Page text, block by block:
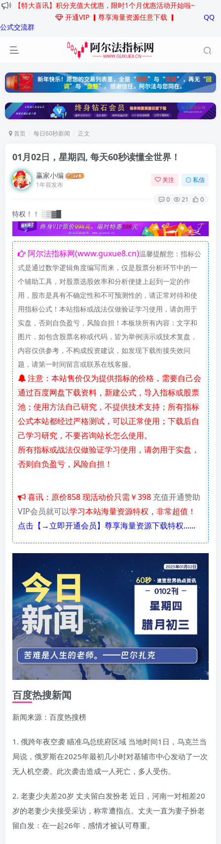
【特大喜讯】积分充值大优惠，限时1个月优惠活动开始啦~
开通VIP ▎尊享海量资源任意下载 ▎
QQ
公式交流群
首页 每日60秒新闻 正文
01月02日，星期四, 每天60秒读懂全世界！
赢家小编
1年前发布
关注 私信
0 21 0
！ ░▒▓█
阿尔法指标网(www.guxue8.cn)温馨提醒您：指标公
式是通过数学逻辑角度编写而来，仅是股票分析环节中的一
个辅助工具，对股票选股效率和分析便捷上起到一定的作
用，股市是具有不确定性和不可预测性的，请正常对待和使
用指标公式！本站指标或战法仅做验证学习使用，请勿用于
实盘，否则自负盈亏，风险自担！本板块所有内容：文字和
图片，如包含股票名称或代码，皆为举例演示或技术复盘，
内容仅供参考，不构成投资建议，如发现下载衔接失效问
题，请第一时间留言或联系在线客服。
通过百度网盘下载资料，新建公式，导入指标或股票
池；使用方法自己研究，不提供技术支持；所有指标
公式本站都经过严格测试，可以正常使用；下载后自
己学习研究，不要咨询站长怎么使用。
所有指标或战法仅做验证学习使用，请勿用于实盘，
否则自负盈亏，风险自担！
喜讯：原价858 现活动价只需￥398 充值开通赞助
VIP会员就可以学习本站海量资源特权，非常超值！
点击【→立即开通会员】尊享海量资源下载特权......
百度热搜新闻
新闻来源：百度热搜榜
1. 俄跨年夜空袭 瞄准乌总统府区域 当地时间1日，乌克兰当
局说，俄罗斯在2025年最初几小时对基辅市中心发动了一次
无人机空袭。此次袭击造成一人死亡，多人受伤。
2. 老妻少夫差20岁 丈夫留白发扮老 近日，河南一对相差20
岁的老妻少夫接受采访，称常遭指点。丈夫一直为妻子扮老
留白发：在一起26年，感情才被认可尊重。